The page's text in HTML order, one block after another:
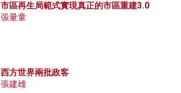
市區再生局範式實現真正的市區重建3.0
張量童
西方世界兩批政客
張建雄